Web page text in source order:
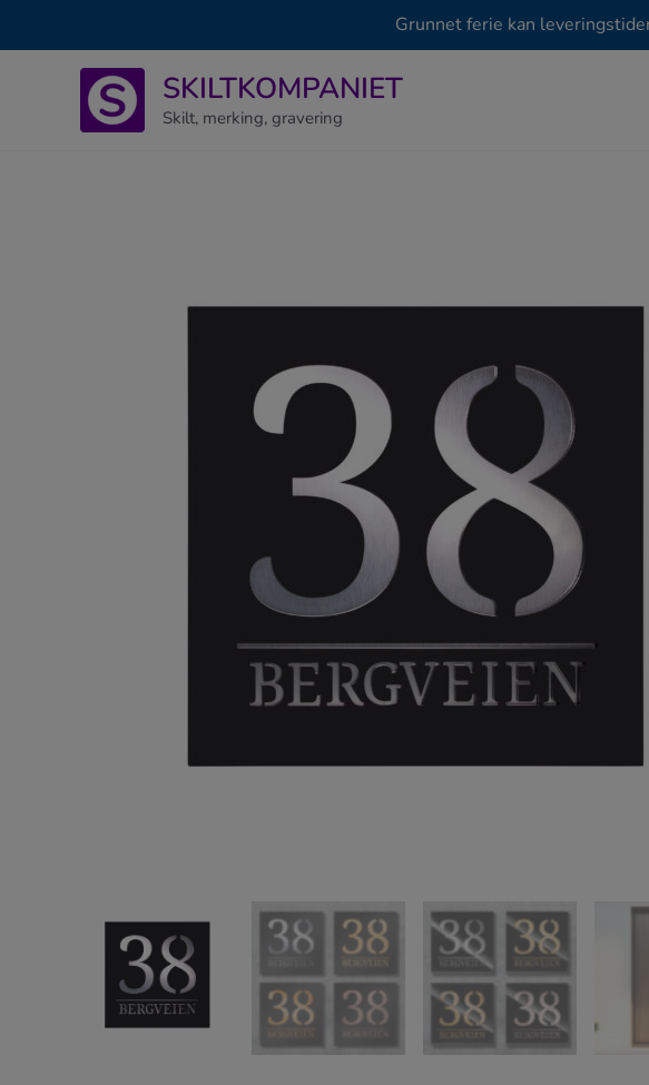
Grunnet ferie kan
SKILTKOMPANIET
Skilt, merking, gravering